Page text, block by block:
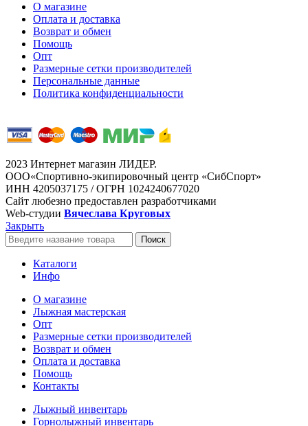
О магазине
Оплата и доставка
Возврат и обмен
Помощь
Опт
Размерные сетки производителей
Персональные данные
Политика конфиденциальности
2023 Интернет магазин ЛИДЕР.
ООО«Спортивно-экипировочный центр «СибСпорт»
ИНН 4205037175 / ОГРН 1024240677020
Сайт любезно предоставлен разработчиками
Web-студии Вячеслава Круговых
Закрыть
Поиск
Каталоги
Инфо
О магазине
Лыжная мастерская
Опт
Размерные сетки производителей
Возврат и обмен
Оплата и доставка
Помощь
Контакты
Лыжный инвентарь
Горнолыжный инвентарь